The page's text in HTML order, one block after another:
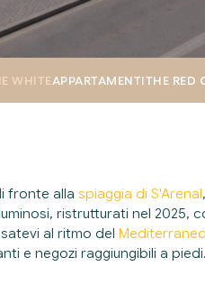
WHITEAPPARTAMENTITHE RED
fronte alla spiaggia di S'Arenal
ristrutturati nel 2025,
al ritmo del Mediterraneo
e negozi raggiungibili a